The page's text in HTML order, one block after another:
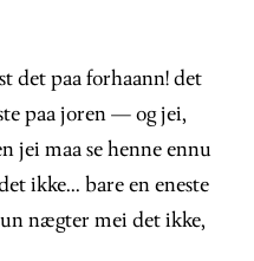
det paa forhaann! det
paa joren — og jei,
jei maa se henne ennu
ikke... bare en eneste
nægter mei det ikke,